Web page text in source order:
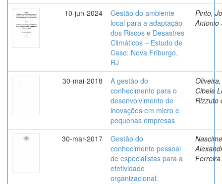
10-jun-2024
Gestão do ambiente
local para a adaptação
dos Riscos e Desastres
Climáticos – Estudo de
Caso: Nova Friburgo,
RJ
Pinto,
Antonio
30-mai-2018
A gestão do
conhecimento para o
desenvolvimento de
inovações em micro e
pequenas empresas
Oliveira,
Cibele
Rizzuto
30-mar-2017
Gestão do
conhecimento pessoal
de especialistas para a
efetividade
organizacional:
Ferreira